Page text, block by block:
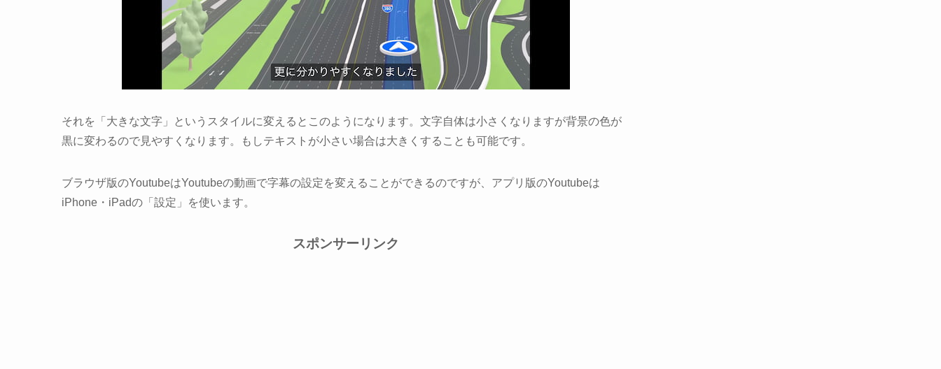
それを「大きな文字」というスタイルに変えるとこのようになります。文字自体は小さくなりますが背景の色が
黒に変わるので見やすくなります。もしテキストが小さい場合は大きくすることも可能です。
ブラウザ版のYoutubeはYoutubeの動画で字幕の設定を変えることができるのですが、アプリ版のYoutubeは
iPhone・iPadの「設定」を使います。
スポンサーリンク